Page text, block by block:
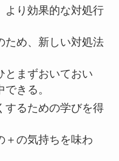
より効果的な対処行
ため、新しい対処法
とまずおいておい
きる。
するための学びを得
＋の気持ちを味わ